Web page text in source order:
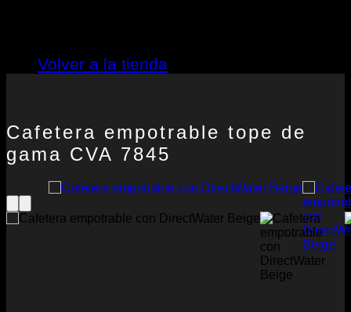
Volver a la tienda
Cafetera empotrable tope de
gama CVA 7845